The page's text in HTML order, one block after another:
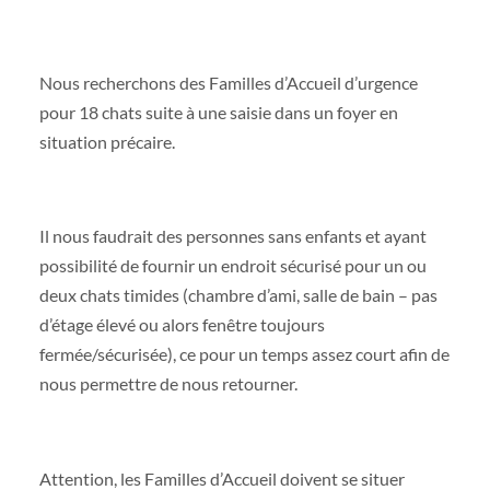
Nous recherchons des Familles d’Accueil d’urgence
pour 18 chats suite à une saisie dans un foyer en
situation précaire.
Il nous faudrait des personnes sans enfants et ayant
possibilité de fournir un endroit sécurisé pour un ou
deux chats timides (chambre d’ami, salle de bain – pas
d’étage élevé ou alors fenêtre toujours
fermée/sécurisée), ce pour un temps assez court afin de
nous permettre de nous retourner.
Attention, les Familles d’Accueil doivent se situer